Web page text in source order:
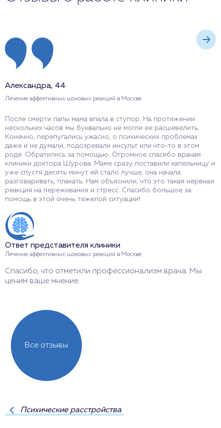
Александра, 44
Лечение аффективных шоковых реакций в Москве
После смерти папы мама впала в ступор. На протяжении
нескольких часов мы буквально не могли ее расшевелить.
Конечно, перепугались ужасно, о психических проблемах
даже и не думали, подозревали инсульт или что-то в этом
роде. Обратились за помощью. Огромное спасибо врачам
клиники доктора Шурова. Маме сразу поставили капельницу и
уже спустя десять минут ей стало лучше, она начала
разговаривать, плакать. Нам объяснили, что это такая нервная
реакция на переживания и стресс. Спасибо большое за
помощь в этой очень тяжелой ситуации!
Ответ представителя клиники
Лечение аффективных шоковых реакций в Москве
Спасибо, что отметили профессионализм врача. Мы
ценим ваше мнение.
Все отзывы
Психические расстройства